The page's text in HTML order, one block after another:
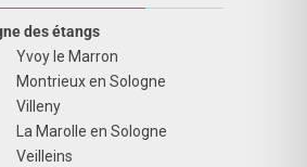
des étangs
Yvoy le Marron
Montrieux en Sologne
Villeny
La Marolle en Sologne
Veilleins